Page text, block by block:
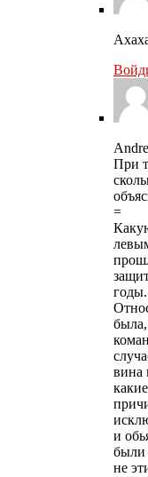
При
=
годы.
вина
и
были
не